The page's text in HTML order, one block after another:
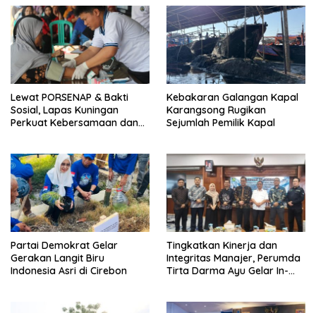
Lewat PORSENAP & Bakti
Sosial, Lapas Kuningan
Perkuat Kebersamaan dan
Kebakaran Galangan Kapal
Karangsong Rugikan
Sejumlah Pemilik Kapal
Partai Demokrat Gelar
Gerakan Langit Biru
Indonesia Asri di Cirebon
‎Tingkatkan Kinerja dan
Integritas Manajer, Perumda
Tirta Darma Ayu Gelar In-